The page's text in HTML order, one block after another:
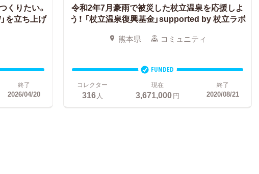
くりたい。
を立ち上げ
終了
2026/04/20
令和2年7月豪雨で被災した杖立温泉を応援しよ
う！ 「杖立温泉復興基金」supported by 杖立ラボ
熊本県 コミュニティ
FUNDED
コレクター
316人
現在
3,671,000円
終了
2020/08/21